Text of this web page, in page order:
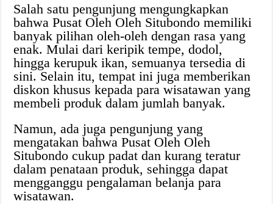
Salah satu pengunjung mengungkapkan
bahwa Pusat Oleh Oleh Situbondo memiliki
banyak pilihan oleh-oleh dengan rasa yang
enak. Mulai dari keripik tempe, dodol,
hingga kerupuk ikan, semuanya tersedia di
sini. Selain itu, tempat ini juga memberikan
diskon khusus kepada para wisatawan yang
membeli produk dalam jumlah banyak.
Namun, ada juga pengunjung yang
mengatakan bahwa Pusat Oleh Oleh
Situbondo cukup padat dan kurang teratur
dalam penataan produk, sehingga dapat
mengganggu pengalaman belanja para
wisatawan.